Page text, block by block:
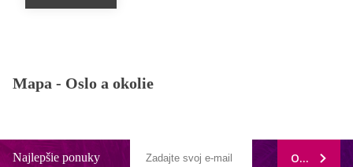
Mapa - Oslo a okolie
Najlepšie ponuky ODOBERAŤ